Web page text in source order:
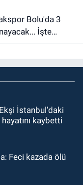
İşte
yaşadı
İstanbul’daki
hayatını kaybetti
Feci kazada ölü